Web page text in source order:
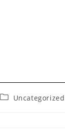
Uncategorized